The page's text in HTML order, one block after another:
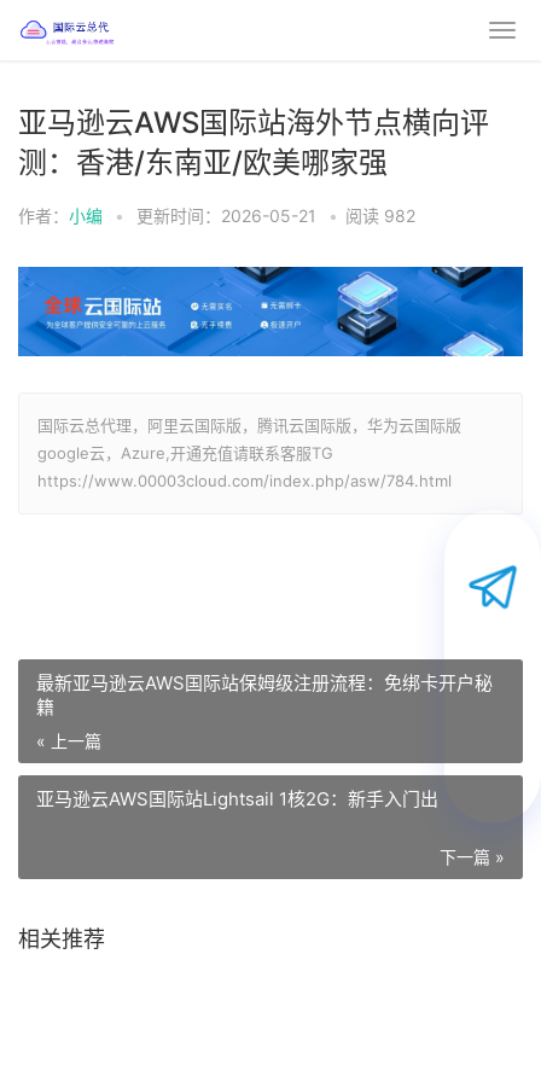
亚马逊云AWS国际站海外节点横向评
测：香港/东南亚/欧美哪家强
作者： 小编 • 更新时间：2026-05-21 • 阅读 982
国际云总代理，阿里云国际版，腾讯云国际版，华为云国际版
google云，Azure,开通充值请联系客服TG
https://www.00003cloud.com/index.php/asw/784.html
最新亚马逊云AWS国际站保姆级注册流程：免绑卡开户秘
籍
« 上一篇
亚马逊云AWS国际站Lightsail 1核2G：新手入门出
下一篇 »
相关推荐